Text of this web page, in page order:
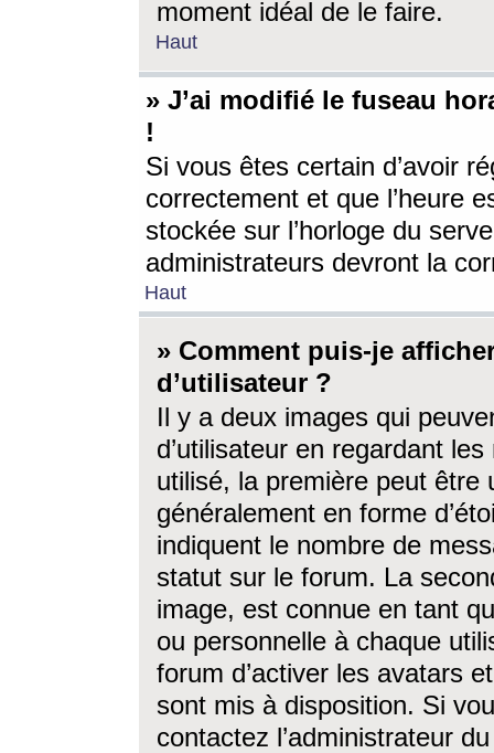
moment idéal de le faire.
Haut
» J’ai modifié le fuseau
!
Si vous êtes certain d’avoir
correctement et que l’heure
stockée sur l’horloge du
administrateurs devront la
Haut
» Comment puis-je
d’utilisateur ?
Il y a deux images qui
d’utilisateur en regardant
utilisé, la première peut être
généralement en forme
indiquent le nombre de
statut sur le forum. La
image, est connue en tant
ou personnelle à chaque
forum d’activer les avatars
sont mis à disposition. Si
contactez l’administrateur